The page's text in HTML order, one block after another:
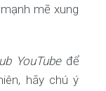
mẽ xung
YouTubeđể
hãy chú ý